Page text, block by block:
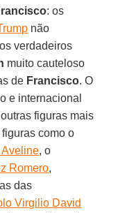
: os
não
verdadeiros
muito cauteloso
de Francisco. O
e internacional
figuras mais
como o
Aveline, o
Romero,
das
Virgilio David